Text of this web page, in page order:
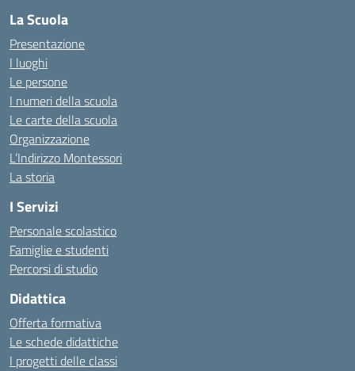
La Scuola
Presentazione
I luoghi
Le persone
I numeri della scuola
Le carte della scuola
Organizzazione
L’Indirizzo Montessori
La storia
I Servizi
Personale scolastico
Famiglie e studenti
Percorsi di studio
Didattica
Offerta formativa
Le schede didattiche
I progetti delle classi